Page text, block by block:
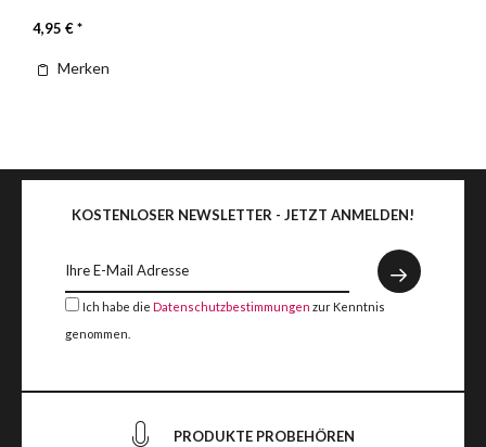
4,95 € *
Merken
KOSTENLOSER NEWSLETTER - JETZT ANMELDEN!
Ich habe die Datenschutzbestimmungen zur Kenntnis
genommen.
PRODUKTE PROBEHÖREN